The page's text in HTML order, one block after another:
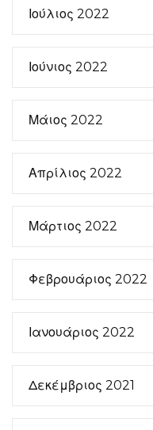
Ιούλιος 2022
Ιούνιος 2022
Μάιος 2022
Απρίλιος 2022
Μάρτιος 2022
Φεβρουάριος 2022
Ιανουάριος 2022
Δεκέμβριος 2021